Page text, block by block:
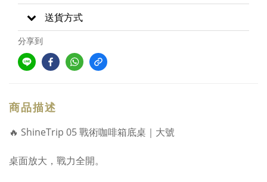
送貨方式
分享到
商品描述
🔥 ShineTrip 05 戰術咖啡箱底桌｜大號
桌面放大，戰力全開。